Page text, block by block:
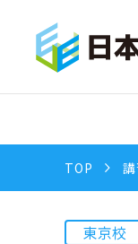
TOP
東京校